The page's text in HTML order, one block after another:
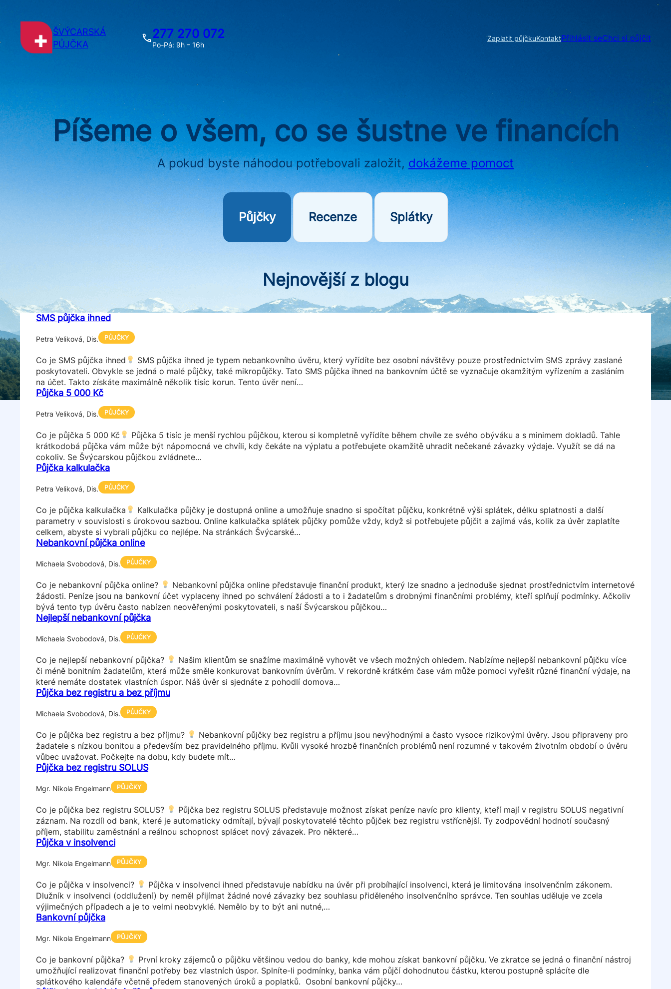
ŠVÝCARSKÁ
PŮJČKA
277 270 072
Po-Pá: 9h – 16h
Zaplatit půjčkuKontaktPřihlásit seChci si půjčit
Píšeme o všem, co se šustne ve financích
A pokud byste náhodou potřebovali založit, dokážeme pomoct
Půjčky Recenze Splátky
Nejnovější z blogu
SMS půjčka ihned
Petra Veliková, Dis. PŮJČKY
Co je SMS půjčka ihned
SMS půjčka ihned je typem nebankovního úvěru, který vyřídíte bez osobní návštěvy pouze prostřednictvím SMS zprávy zaslané
poskytovateli. Obvykle se jedná o malé půjčky, také mikropůjčky. Tato SMS půjčka ihned na bankovním účtě se vyznačuje okamžitým vyřízením a zasláním
na účet. Takto získáte maximálně několik tisíc korun. Tento úvěr není…
Půjčka 5 000 Kč
Petra Veliková, Dis. PŮJČKY
Co je půjčka 5 000 Kč
Půjčka 5 tisíc je menší rychlou půjčkou, kterou si kompletně vyřídíte během chvíle ze svého obýváku a s minimem dokladů. Tahle
krátkodobá půjčka vám může být nápomocná ve chvíli, kdy čekáte na výplatu a potřebujete okamžitě uhradit nečekané závazky výdaje. Využít se dá na
cokoliv. Se Švýcarskou půjčkou zvládnete…
Půjčka kalkulačka
Petra Veliková, Dis. PŮJČKY
Co je půjčka kalkulačka
Kalkulačka půjčky je dostupná online a umožňuje snadno si spočítat půjčku, konkrétně výši splátek, délku splatnosti a další
parametry v souvislosti s úrokovou sazbou. Online kalkulačka splátek půjčky pomůže vždy, když si potřebujete půjčit a zajímá vás, kolik za úvěr zaplatíte
celkem, abyste si vybrali půjčku co nejlépe. Na stránkách Švýcarské…
Nebankovní půjčka online
Michaela Svobodová, Dis. PŮJČKY
Co je nebankovní půjčka online?
Nebankovní půjčka online představuje finanční produkt, který lze snadno a jednoduše sjednat prostřednictvím internetové
žádosti. Peníze jsou na bankovní účet vyplaceny ihned po schválení žádosti a to i žadatelům s drobnými finančními problémy, kteří splňují podmínky. Ačkoliv
bývá tento typ úvěru často nabízen neověřenými poskytovateli, s naší Švýcarskou půjčkou…
Nejlepší nebankovní půjčka
Michaela Svobodová, Dis. PŮJČKY
Co je nejlepší nebankovní půjčka?
Našim klientům se snažíme maximálně vyhovět ve všech možných ohledem. Nabízíme nejlepší nebankovní půjčku více
či méně bonitním žadatelům, která může směle konkurovat bankovním úvěrům. V rekordně krátkém čase vám může pomoci vyřešit různé finanční výdaje, na
které nemáte dostatek vlastních úspor. Náš úvěr si sjednáte z pohodlí domova…
Půjčka bez registru a bez příjmu
Michaela Svobodová, Dis. PŮJČKY
Co je půjčka bez registru a bez příjmu?
Nebankovní půjčky bez registru a příjmu jsou nevýhodnými a často vysoce rizikovými úvěry. Jsou připraveny pro
žadatele s nízkou bonitou a především bez pravidelného příjmu. Kvůli vysoké hrozbě finančních problémů není rozumné v takovém životním období o úvěru
vůbec uvažovat. Počkejte na dobu, kdy budete mít…
Půjčka bez registru SOLUS
Mgr. Nikola Engelmann PŮJČKY
Co je půjčka bez registru SOLUS?
Půjčka bez registru SOLUS představuje možnost získat peníze navíc pro klienty, kteří mají v registru SOLUS negativní
záznam. Na rozdíl od bank, které je automaticky odmítají, bývají poskytovatelé těchto půjček bez registru vstřícnější. Ty zodpovědní hodnotí současný
příjem, stabilitu zaměstnání a reálnou schopnost splácet nový závazek. Pro některé…
Půjčka v insolvenci
Mgr. Nikola Engelmann PŮJČKY
Co je půjčka v insolvenci?
Půjčka v insolvenci ihned představuje nabídku na úvěr při probíhající insolvenci, která je limitována insolvenčním zákonem.
Dlužník v insolvenci (oddlužení) by neměl přijímat žádné nové závazky bez souhlasu přiděleného insolvenčního správce. Ten souhlas uděluje ve zcela
výjimečných případech a je to velmi neobvyklé. Nemělo by to být ani nutné,…
Bankovní půjčka
Mgr. Nikola Engelmann PŮJČKY
Co je bankovní půjčka?
První kroky zájemců o půjčku většinou vedou do banky, kde mohou získat bankovní půjčku. Ve zkratce se jedná o finanční nástroj
umožňující realizovat finanční potřeby bez vlastních úspor. Splníte-li podmínky, banka vám půjčí dohodnutou částku, kterou postupně splácíte dle
splátkového kalendáře včetně předem stanovených úroků a poplatků. Osobní bankovní půjčky…